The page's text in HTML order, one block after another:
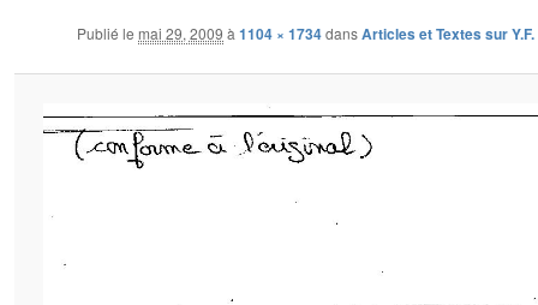
Publié le mai 29, 2009 à 1104 × 1734dansArticles et Textes sur Y.F.